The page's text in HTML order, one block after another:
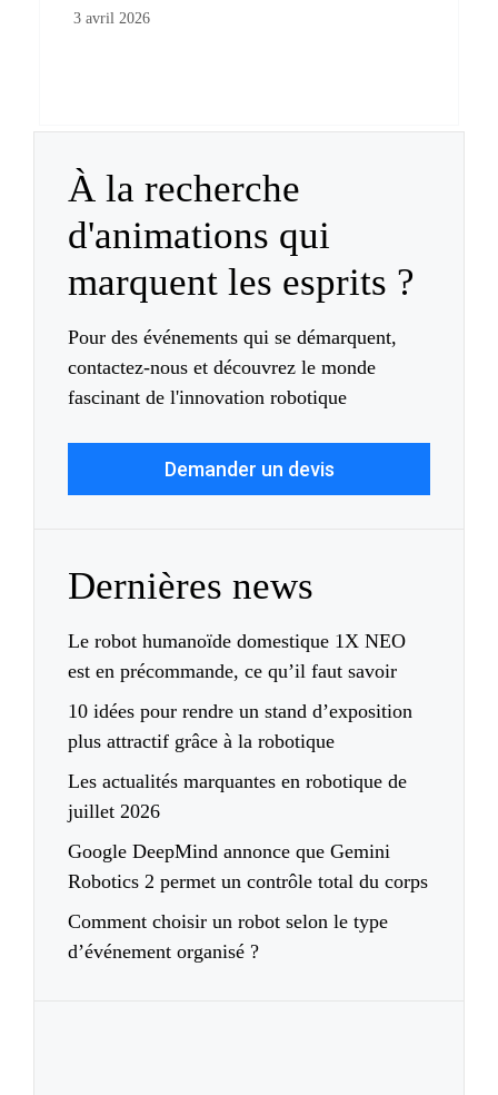
3 avril 2026
À la recherche
d'animations qui
marquent les esprits ?
Pour des événements qui se démarquent,
contactez-nous et découvrez le monde
fascinant de l'innovation robotique
Demander un devis
Dernières news
Le robot humanoïde domestique 1X NEO
est en précommande, ce qu’il faut savoir
10 idées pour rendre un stand d’exposition
plus attractif grâce à la robotique
Les actualités marquantes en robotique de
juillet 2026
Google DeepMind annonce que Gemini
Robotics 2 permet un contrôle total du corps
Comment choisir un robot selon le type
d’événement organisé ?